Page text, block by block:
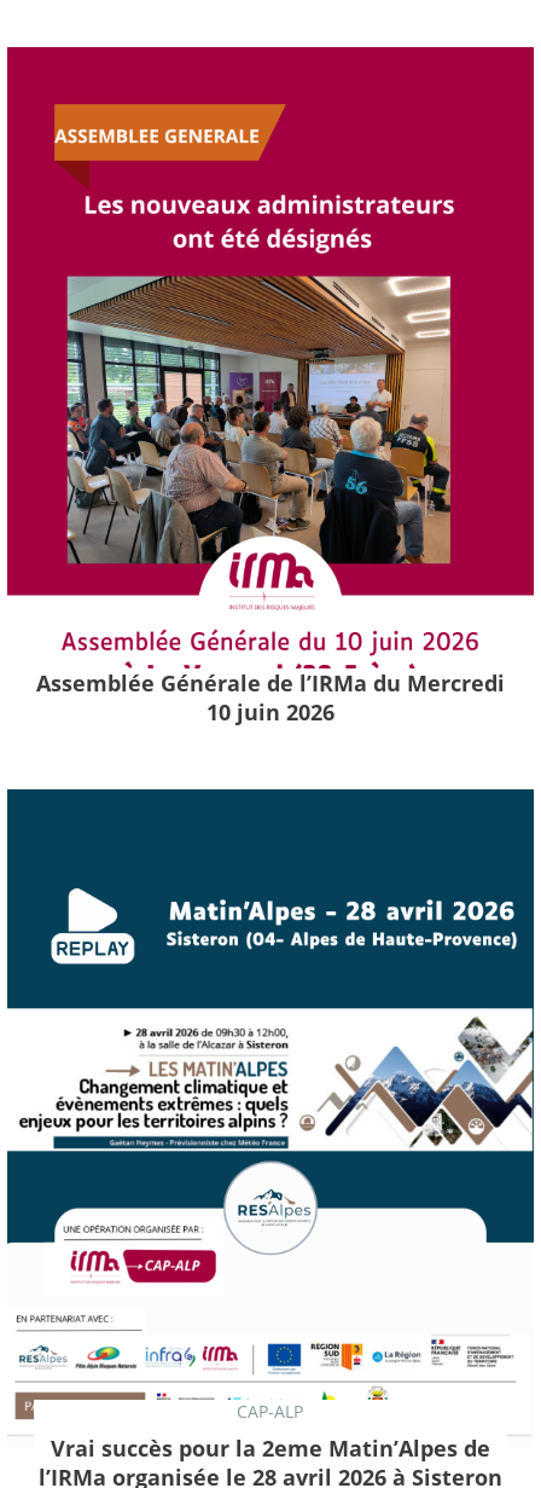
Assemblée Générale de l’IRMa du Mercredi
10 juin 2026
CAP-ALP
Vrai succès pour la 2eme Matin’Alpes de
l’IRMa organisée le 28 avril 2026 à Sisteron